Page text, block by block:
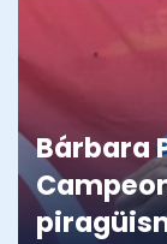
Bárbara